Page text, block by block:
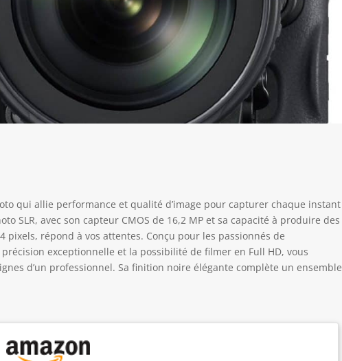
qui allie performance et qualité d’image pour capturer chaque instant
SLR, avec son capteur CMOS de 16,2 MP et sa capacité à produire des
pixels, répond à vos attentes. Conçu pour les passionnés de
exceptionnelle et la possibilité de filmer en Full HD, vous
d’un professionnel. Sa finition noire élégante complète un ensemble